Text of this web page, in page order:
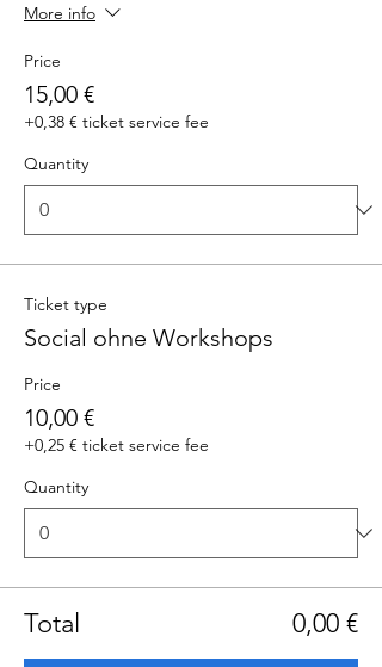
More info
Price
15,00 €
+0,38 € ticket service fee
Quantity
Ticket type
Social ohne Workshops
Price
10,00 €
+0,25 € ticket service fee
Quantity
Total 0,00 €